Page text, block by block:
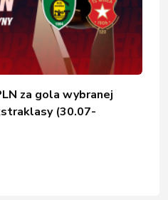
za gola wybranej
(30.07-